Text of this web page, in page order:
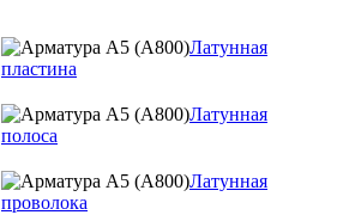
Латунная
пластина
Латунная
полоса
Латунная
проволока